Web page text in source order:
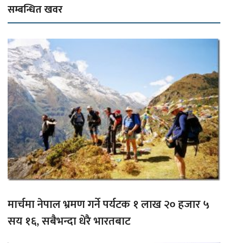
सम्बन्धित खवर
मार्चमा नेपाल भ्रमण गर्ने पर्यटक १ लाख २० हजार ५
सय १६, सबैभन्दा धेरै भारतबाट